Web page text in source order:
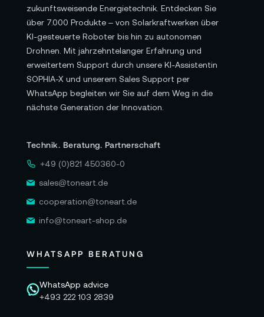
zukunftsweisende Energietechnik. Entdecken Sie
über 7.000 Produkte – von Solarkraftwerken über
KI-gesteuerte Roboter bis hin zu autonomen
Drohnen. Mit jahrzehntelanger Erfahrung und
erweitertem Support durch unsere KI-Assistentin
SOPHIA-X und unserem Sales Support per
WhatsApp begleiten wir Sie auf dem Weg in die
nächste Generation der Innovation.
Technik. Beratung. Partnerschaft
+49 (0)821 450360-0
sales@toneart.de
cooperation@toneart.de
info@toneart-shop.de
WHATSAPP BERATUNG
WhatsApp advice
+493 222 103 2839